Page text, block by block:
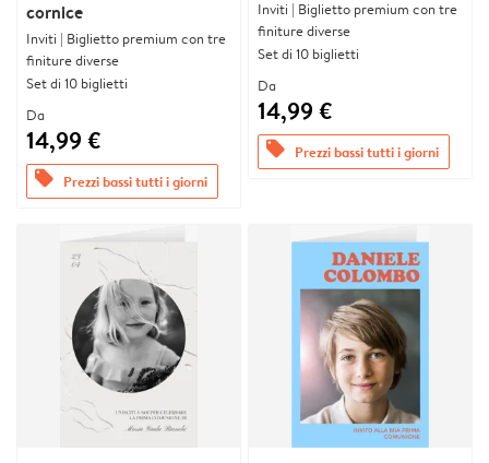
cornice
Inviti | Biglietto premium con tre
finiture diverse
Set di 10 biglietti
Da
14,99 €
offers Prezzi bassi tutti i giorni
Inviti | Biglietto premium con tre
finiture diverse
Set di 10 biglietti
Da
14,99 €
offers Prezzi bassi tutti i giorni